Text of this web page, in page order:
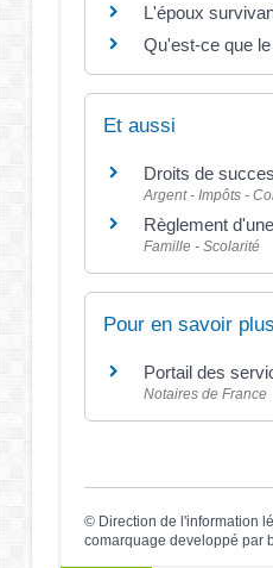
L'époux
Qu'est-ce que
Et aussi
Droits de
Argent - Impôts -
Règlement
Famille - Scolarité
Pour en savoir plus
Portail des
Notaires de France
© Direction de l'information
comarquage developpé par